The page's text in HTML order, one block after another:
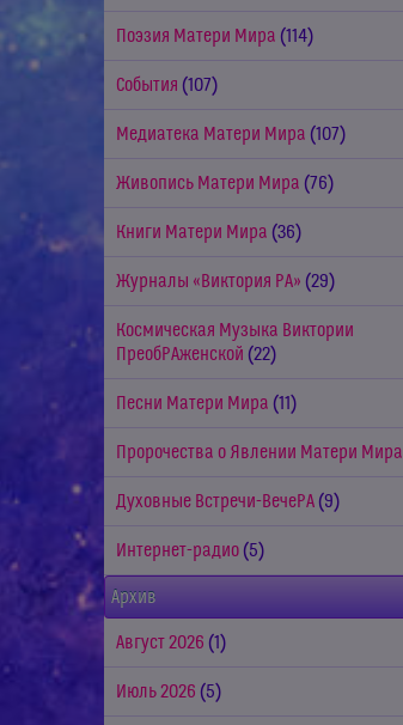
Поэзия Матери Мира (114)
События (107)
Медиатека Матери Мира (107)
Живопись Матери Мира (76)
Книги Матери Мира (36)
Журналы «Виктория РА» (29)
Космическая Музыка Виктории
ПреобРАженской (22)
Песни Матери Мира (11)
Пророчества о Явлении Матери Мира
Духовные Встречи-ВечеРА (9)
Интернет-радио (5)
Архив
Август 2026 (1)
Июль 2026 (5)